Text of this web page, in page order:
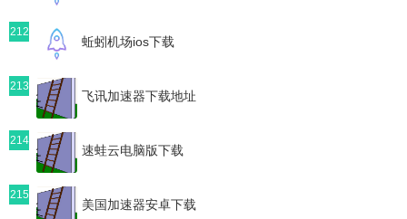
212
蚯蚓机场ios下载
213
飞讯加速器下载地址
214
速蛙云电脑版下载
215
美国加速器安卓下载